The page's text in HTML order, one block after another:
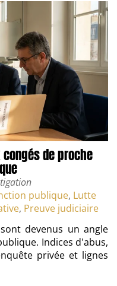
de proche
publique, Lutte
, Preuve judiciaire
devenus un angle
Indices d'abus,
privée et lignes